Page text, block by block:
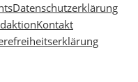
Datenschutzerklärung
Kontakt